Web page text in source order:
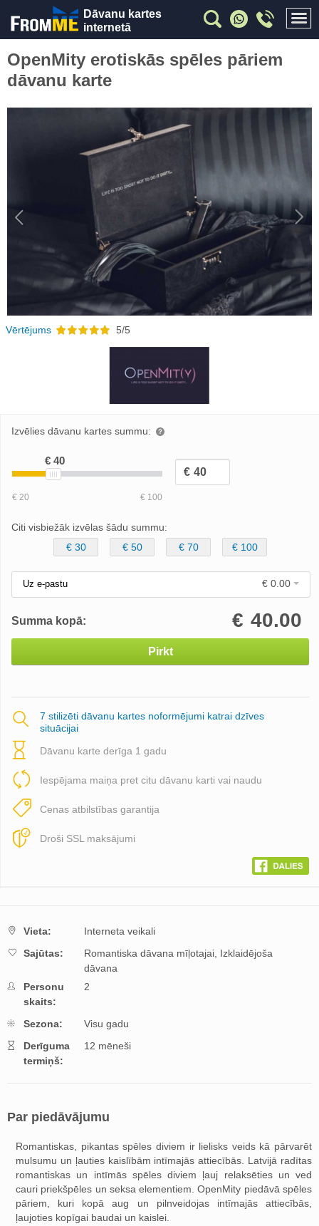
Dāvanu kartes
internetā
OpenMity erotiskās spēles pāriem
dāvanu karte
Previous
Vērtējums 5/5
Izvēlies dāvanu kartes summu:
Citi visbiežāk izvēlas šādu summu:
€ 30
€ 50 € 70 € 100
Uz e-pastu € 0.00
Summa kopā: 40.00
€
Pirkt
7 stilizēti dāvanu kartes noformējumi katrai dzīves
situācijai
Dāvanu karte derīga 1 gadu
Iespējama maiņa pret citu dāvanu karti vai naudu
Cenas atbilstības garantija
Droši SSL maksājumi
Vieta:
Interneta veikali
Sajūtas:
Romantiska dāvana mīļotajai, Izklaidējoša
dāvana
Personu
skaits:
2
Sezona:
Visu gadu
Derīguma
termiņš:
12 mēneši
Par piedāvājumu
Romantiskas, pikantas spēles diviem ir lielisks veids kā pārvarēt
mulsumu un ļauties kaislībām intīmajās attiecībās. Latvijā radītas
romantiskas un intīmās spēles diviem ļauj relaksēties un ved
cauri priekšpēles un seksa elementiem. OpenMity piedāvā spēles
pāriem, kuri kopā aug un pilnveidojas intīmajās attiecībās,
ļaujoties kopīgai baudai un kaislei.